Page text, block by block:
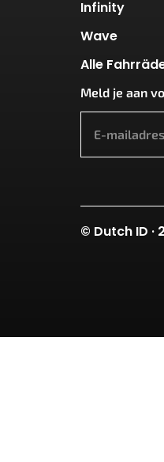
Infinity
Wave
Alle
Meld je aan
© Dutch ID ·